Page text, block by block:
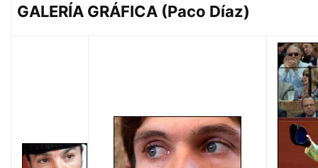
GALERÍA GRÁFICA (Paco Díaz)